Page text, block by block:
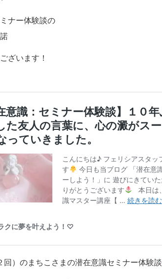
ナー体験談の
ざいます！
回）のまちこさまの潜在意識セミナー体験談